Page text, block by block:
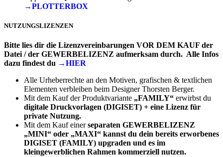
→PLOTTERBOX
NUTZUNGSLIZENZEN
Bitte lies dir die Lizenzvereinbarungen VOR DEM KAUF der
Datei / der GEWERBELIZENZ aufmerksam durch. Alle Infos
dazu findest du →HIER
Alle Urheberrechte an den Motiven, grafischen & textlichen
Elementen verbleiben beim Designer Thorsten Berger.
Mit dem Kauf der Produktvariante „FAMILY“ erwirbst du
digitale Druckvorlagen (DIGISET) + eine Lizenz für
private Nutzung.
Mit dem Kauf einerseparaten GEWERBELIZENZ
„MINI“ oder „MAXI“ kannst du dein bereits erworbenes
DIGISET (FAMILY) upgraden und es im
kleingewerblichen Rahmen kommerziell nutzen.